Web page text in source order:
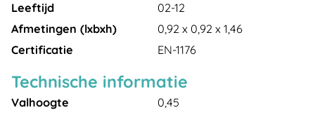
Leeftijd
02-12
Afmetingen (lxbxh)
0,92 x 0,92 x 1,46
Certificatie
EN-1176
Technische informatie
Valhoogte
0,45